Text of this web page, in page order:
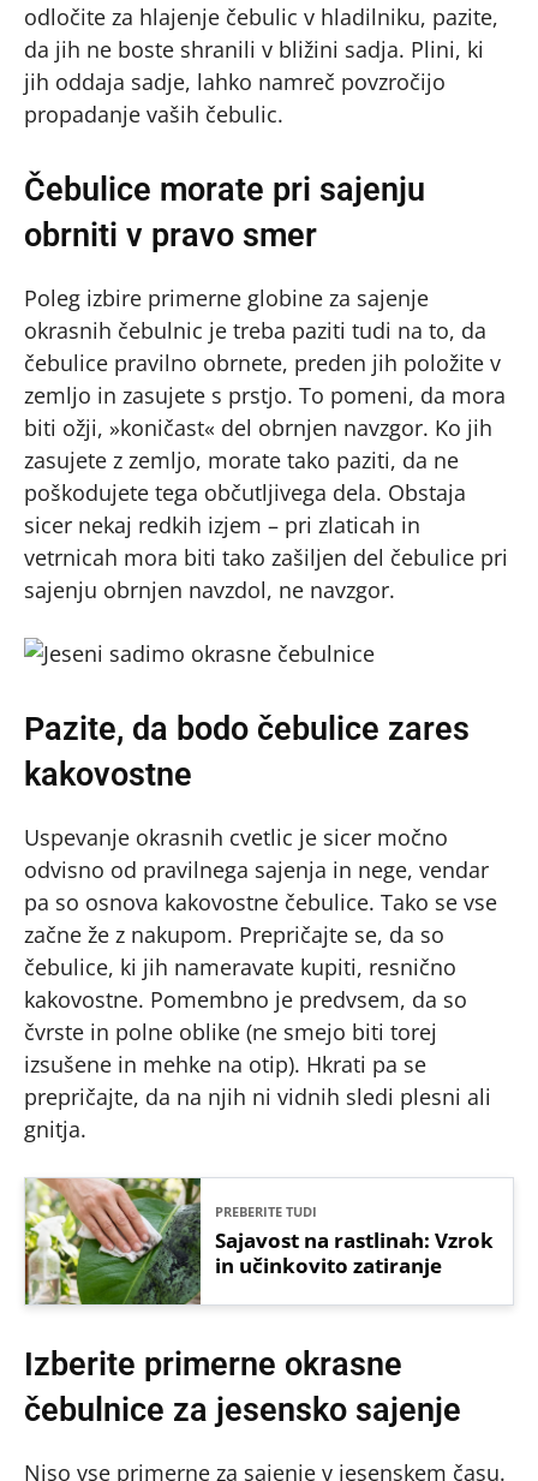
odločite za hlajenje čebulic v hladilniku, pazite,
da jih ne boste shranili v bližini sadja. Plini, ki
jih oddaja sadje, lahko namreč povzročijo
propadanje vaših čebulic.
Čebulice morate pri sajenju
obrniti v pravo smer
Poleg izbire primerne globine za sajenje
okrasnih čebulnic je treba paziti tudi na to, da
čebulice pravilno obrnete, preden jih položite v
zemljo in zasujete s prstjo. To pomeni, da mora
biti ožji, »koničast« del obrnjen navzgor. Ko jih
zasujete z zemljo, morate tako paziti, da ne
poškodujete tega občutljivega dela. Obstaja
sicer nekaj redkih izjem – pri zlaticah in
vetrnicah mora biti tako zašiljen del čebulice pri
sajenju obrnjen navzdol, ne navzgor.
Pazite, da bodo čebulice zares
kakovostne
Uspevanje okrasnih cvetlic je sicer močno
odvisno od pravilnega sajenja in nege, vendar
pa so osnova kakovostne čebulice. Tako se vse
začne že z nakupom. Prepričajte se, da so
čebulice, ki jih nameravate kupiti, resnično
kakovostne. Pomembno je predvsem, da so
čvrste in polne oblike (ne smejo biti torej
izsušene in mehke na otip). Hkrati pa se
prepričajte, da na njih ni vidnih sledi plesni ali
gnitja.
PREBERITE TUDI
Sajavost na rastlinah: Vzrok
in učinkovito zatiranje
Izberite primerne okrasne
čebulnice za jesensko sajenje
Niso vse primerne za sajenje v jesenskem času.